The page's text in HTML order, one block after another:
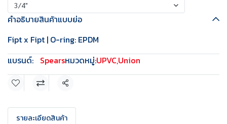
3/4"
คำอธิบายสินค้าแบบย่อ
Fipt x Fipt | O-ring: EPDM
แบรนด์: Spearsหมวดหมู่:UPVC,Union
แชร์
รายละเอียดสินค้า